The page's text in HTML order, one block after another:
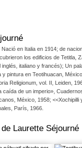
lo que seguramente ha
Nació en Italia en 1914; de
los edificios de Tetitla,
inglés, italiano y francés); Un
y pintura en Teotihuacan,
Religionum, vol. II, Leiden,
caída de un imperio»,
México, 1958;
París, 1966.
Laurette Séjourné